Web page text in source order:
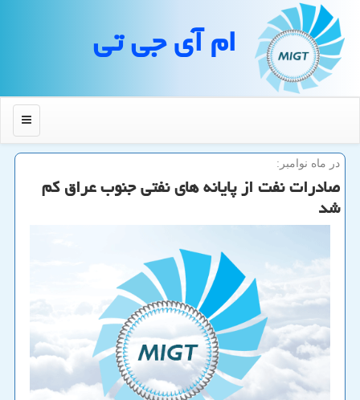
ام آی جی تی
منو
در ماه نوامبر:
صادرات نفت از پایانه های نفتی جنوب عراق كم
شد